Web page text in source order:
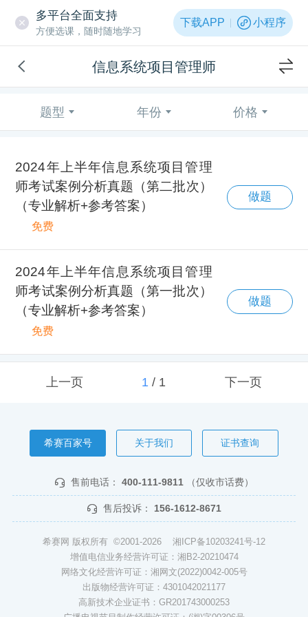
多平台全面支持
方便选课，随时随地学习
下载APP 小程序
信息系统项目管理师
题型 年份 价格
2024年上半年信息系统项目管理
师考试案例分析真题（第二批次）
（专业解析+参考答案）
免费
做题
2024年上半年信息系统项目管理
师考试案例分析真题（第一批次）
（专业解析+参考答案）
免费
做题
上一页 1/ 1 下一页
希赛百家号 关于我们 证书查询
售前电话： 400-111-9811 （仅收市话费）
售后投诉： 156-1612-8671
希赛网 版权所有 ©2001-2026 湘ICP备10203241号-12
增值电信业务经营许可证：湘B2-20210474
网络文化经营许可证：湘网文(2022)0042-005号
出版物经营许可证：4301042021177
高新技术企业证书：GR201743000253